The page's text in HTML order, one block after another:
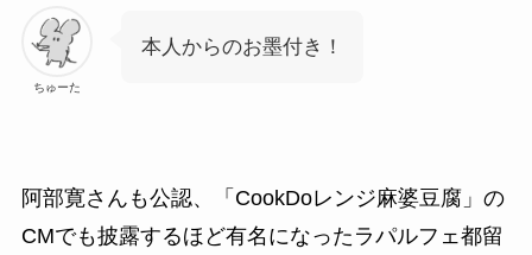
ちゅーた
本人からのお墨付き！
阿部寛さんも公認、「CookDoレンジ麻婆豆腐」の
CMでも披露するほど有名になったラパルフェ都留